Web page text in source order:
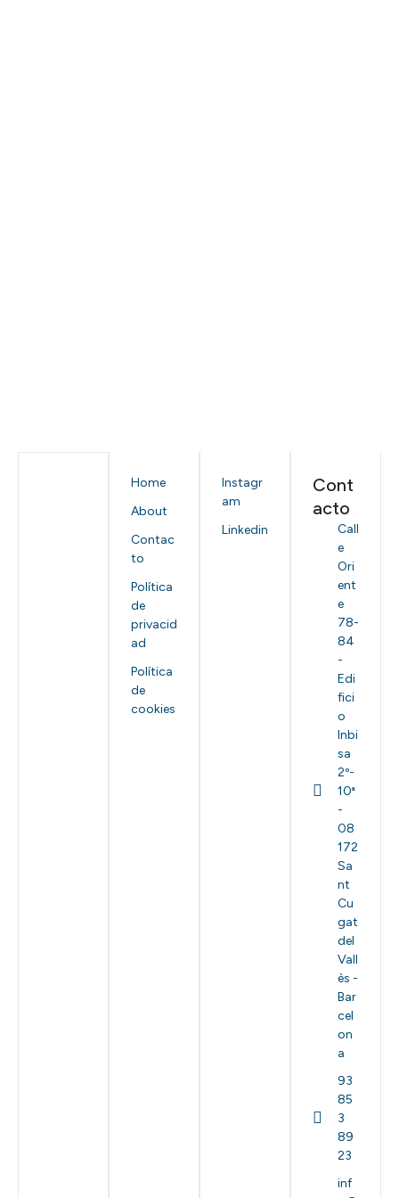
Home
About
Contac
to
Política
de
privacid
ad
Política
de
cookies
Instagr
am
Linkedin
Cont
acto
Call
e
Ori
ent
e
78-
84
-
Edi
fici
o
Inbi
sa
2º-
10ª
-
08
172
Sa
nt
Cu
gat
del
Vall
ès -
Bar
cel
on
a
93
85
3
89
23
inf